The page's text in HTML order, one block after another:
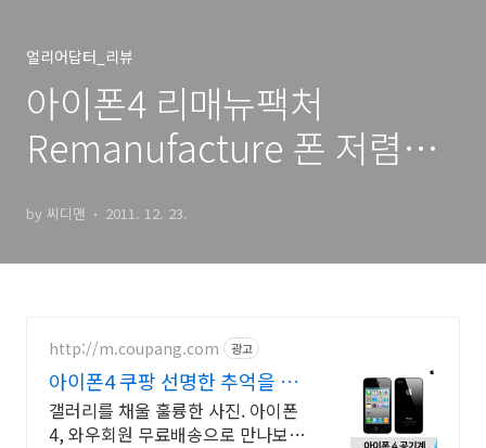
얼리어답터_리뷰
아이폰4 리매뉴팩처
Remanufacture 폰 저렴하
by 씨디맨 2011. 12. 23.
http://m.coupang.com 광고
아이폰4 쿠팡 선명한 추억을 간
직
갤러리를 채울 훌륭한 사진. 아이폰
4, 와우회원 무료배송으로 만나보세